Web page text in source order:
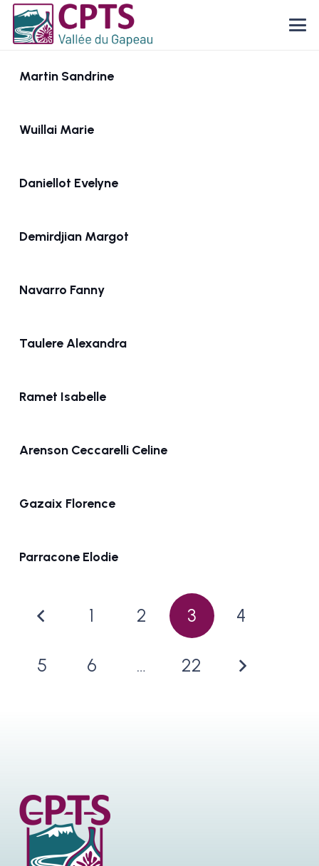
Martin Sandrine
Wuillai Marie
Daniellot Evelyne
Demirdjian Margot
Navarro Fanny
Taulere Alexandra
Ramet Isabelle
Arenson Ceccarelli Celine
Gazaix Florence
Parracone Elodie
1 2 3 4
5 6 … 22